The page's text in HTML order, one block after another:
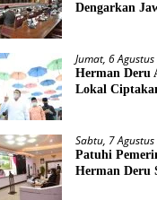
Dengarkan
Jumat, 6
Herman Deru
Lokal
Sabtu, 7
Patuhi
Herman Deru